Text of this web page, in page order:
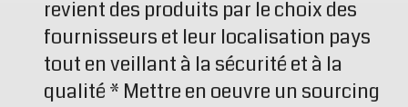
revient des produits par le choix des
fournisseurs et leur localisation pays
tout en veillant à la sécurité et à la
qualité * Mettre en oeuvre un sourcing